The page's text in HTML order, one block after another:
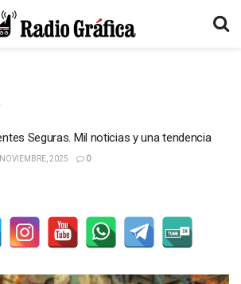
Seguras. Mil noticias y una tendencia
2025 0